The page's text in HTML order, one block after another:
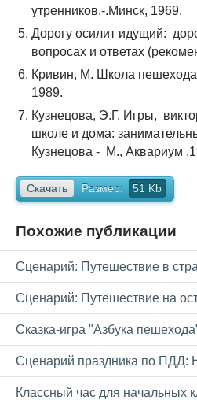
утренников.-.Минск, 1969.
Дорогу осилит идущий:
вопросах и ответах
Кривин, М. Школа
1989.
Кузнецова, Э.Г. Игры,
школе и дома:
Кузнецова - М., Аквариум
Скачать Размер: 51 Kb
Похожие публикации
Сценарий: Путешествие в
Сценарий: Путешествие на
Сказка-игра "Азбука
Сценарий праздника по ПДД:
Классный час для начальных